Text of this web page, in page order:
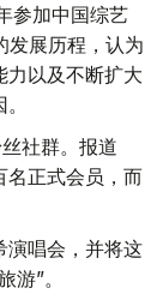
参加中国综艺
发展历程，认为
力以及不断扩大
社群。报道
名正式会员，而
演唱会，并将这
”。